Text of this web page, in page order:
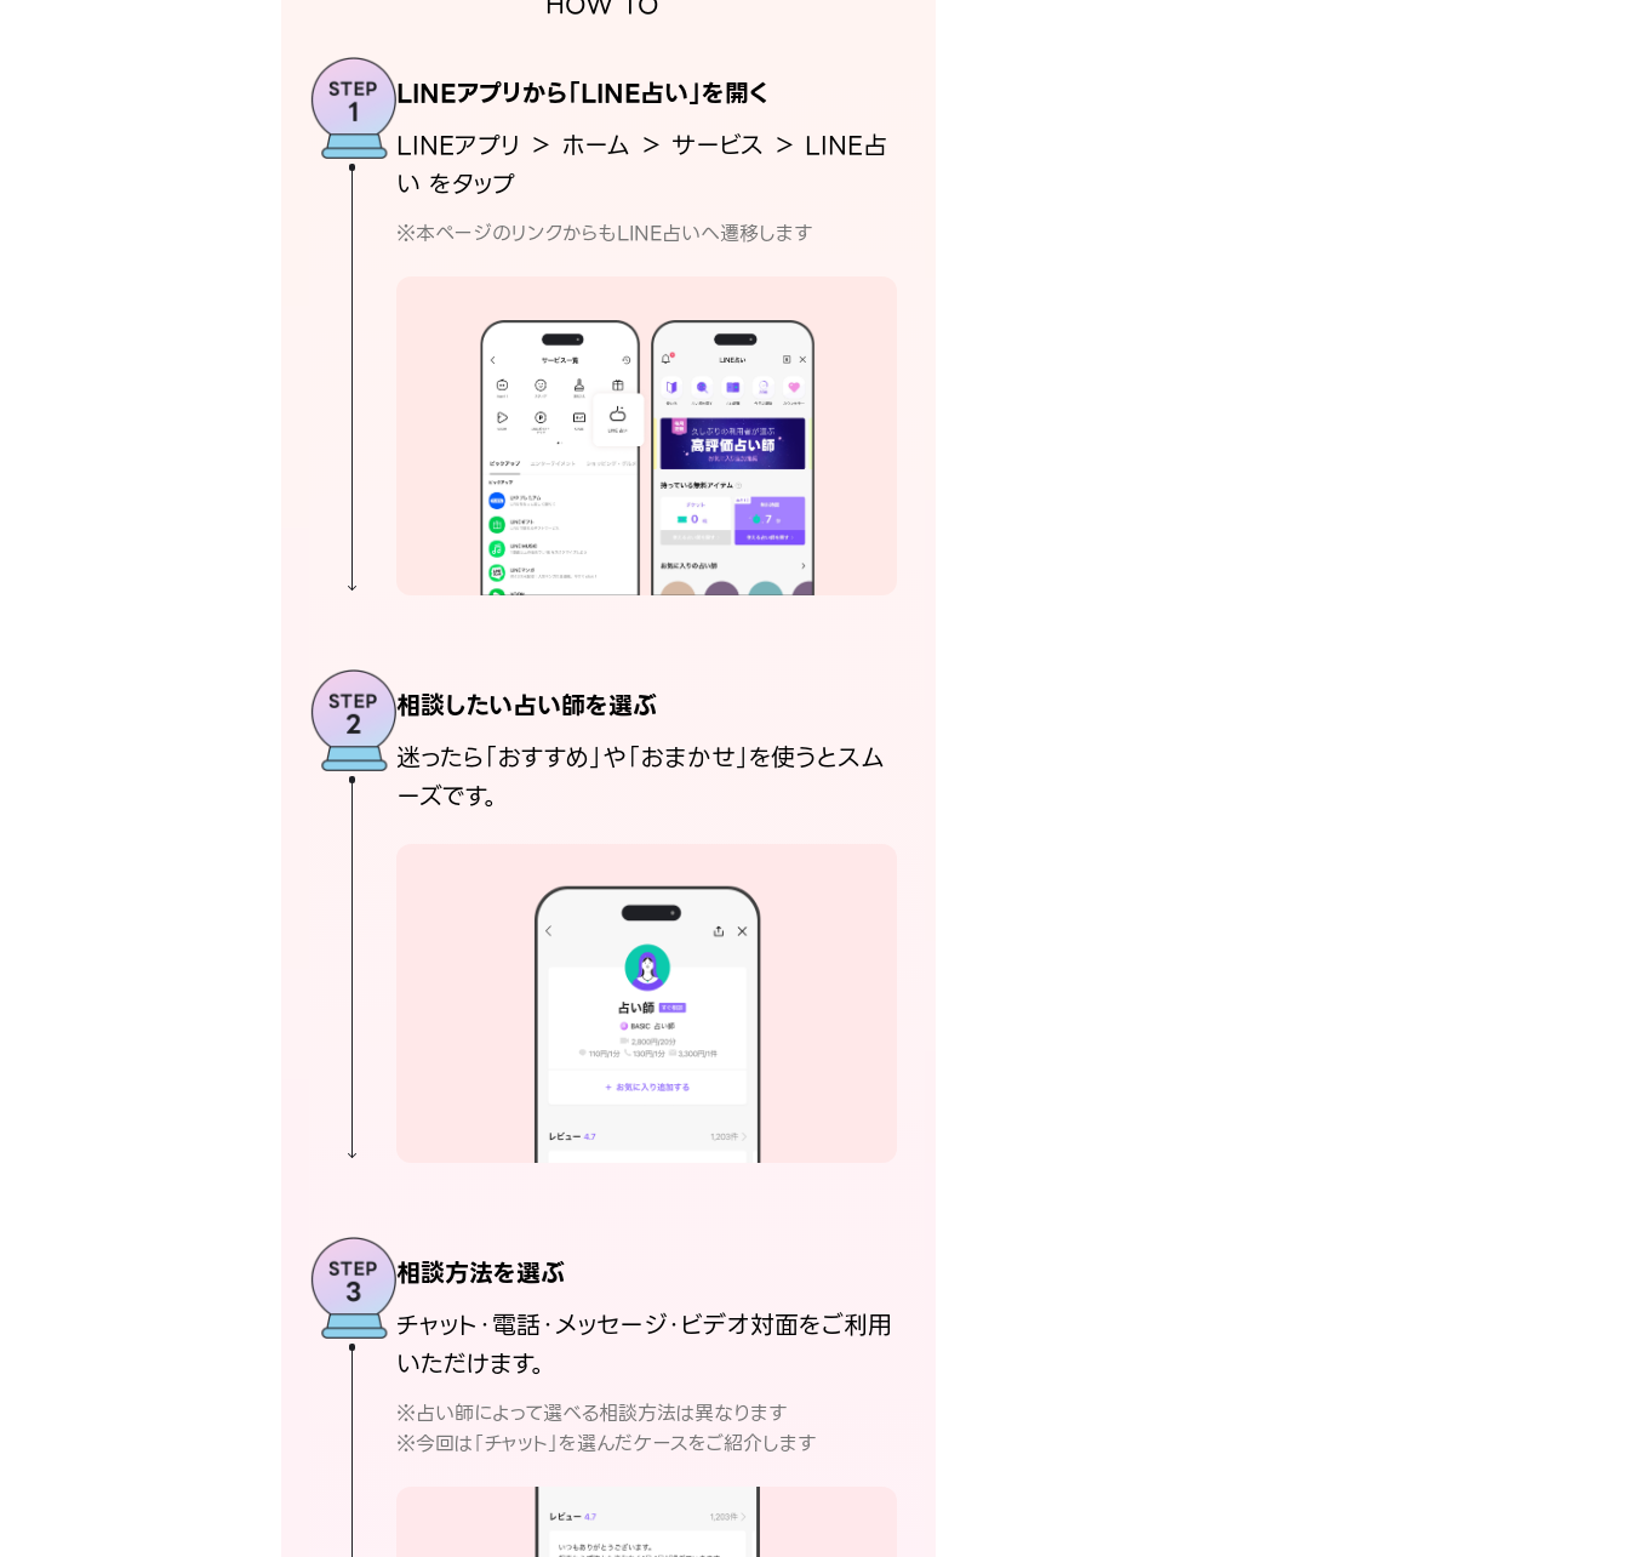
LINEアプリから「LINE占い」を開く
LINEアプリ ＞ ホーム ＞ サービス ＞ LINE占
い をタップ
※本ページのリンクからもLINE占いへ遷移します
相談したい占い師を選ぶ
迷ったら「おすすめ」や「おまかせ」を使うとスム
ーズです。
相談方法を選ぶ
チャット・電話・メッセージ・ビデオ対面をご利用
いただけます。
※占い師によって選べる相談方法は異なります
※今回は「チャット」を選んだケースをご紹介します